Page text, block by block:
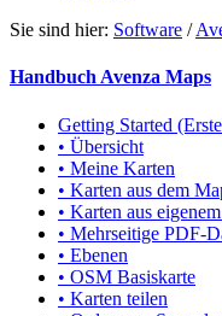
Sie sind hier: Software /
Handbuch Avenza Maps
Getting Started
• Übersicht
• Meine Karten
• Karten aus dem
• Karten aus
• Mehrseitige PDF-
• Ebenen
• OSM Basiskarte
• Karten teilen